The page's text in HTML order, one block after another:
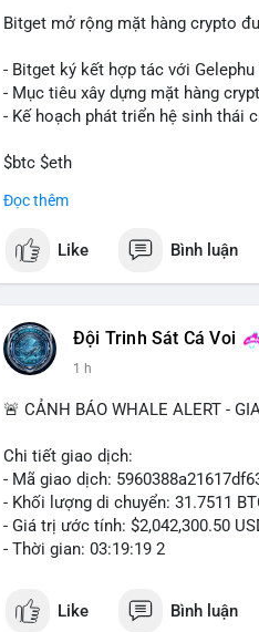
Bitget mở rộng mặt hàng crypto
- Bitget ký kết hợp tác với
- Mục tiêu xây dựng mặt hàng
- Kế hoạch phát triển hệ sinh thái
$btc $eth
#vlikevn
📰 Nguồn: Cointelegraph
Đọc thêm
Like Bình luận
Đội Trinh Sát Cá Voi
1 h
🚨 CẢNH BÁO WHALE ALERT -
Chi tiết giao dịch:
- Mã giao dịch:
- Khối lượng di chuyển: 31.7511
- Giá trị ước tính: $2,042,300.50
- Thời gian: 03:19:19 2
Like Bình luận